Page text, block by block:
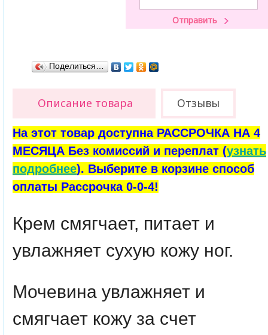
Поделиться…
Описание товара Отзывы
На этот товар доступна РАССРОЧКА НА 4
МЕСЯЦА Без комиссий и переплат (узнать
подробнее). Выберите в корзине способ
оплаты Рассрочка 0-0-4!
Крем смягчает, питает и
увлажняет сухую кожу ног.
Мочевина увлажняет и
смягчает кожу за счет